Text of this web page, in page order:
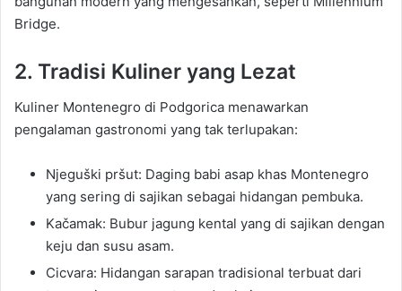
Bridge.
2. Tradisi Kuliner yang Lezat
Kuliner Montenegro di Podgorica menawarkan
pengalaman gastronomi yang tak terlupakan:
Njeguški pršut: Daging babi asap khas Montenegro
yang sering di sajikan sebagai hidangan pembuka.
Kačamak: Bubur jagung kental yang di sajikan dengan
keju dan susu asam.
Cicvara: Hidangan sarapan tradisional terbuat dari